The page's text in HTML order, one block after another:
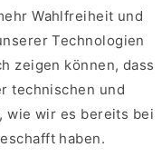
Wahlfreiheit und
Technologien
zeigen können, dass
technischen und
wie wir es bereits bei
haben.